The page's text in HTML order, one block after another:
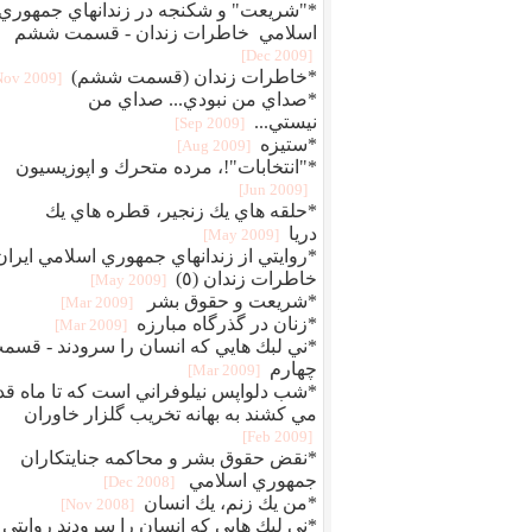
*"شريعت" و شكنجه در زندانهاي
اسلامي خاطرات زندان - قسمت ششم
[2009 Dec]
*خاطرات زندان (قسمت ششم) [2009 Nov]
*صداي من نبودي... صداي من
نيستي...
[2009 Sep]
*ستیزه [2009 Aug]
*"انتخابات"!، مرده متحرك و اپوزيسيون
[2009 Jun]
*حلقه هاي يك زنجير، قطره هاي يك
دريا
[2009 May]
*روايتي از زندانهاي جمهوري اسلامي
خاطرات زندان (٥)
[2009 May]
*شريعت و حقوق بشر [2009 Mar]
*زنان در گذرگاه مبارزه [2009 Mar]
*ني لبك هايي كه انسان را سرودند -
چهارم
[2009 Mar]
*شب دلواپس نيلوفراني است كه تا ماه
مي كشند به بهانه تخريب گلزار خاوران
[2009 Feb]
*نقض حقوق بشر و محاكمه جنايتكاران
جمهوري اسلامي
[2008 Dec]
*من يك زنم، يك انسان [2008 Nov]
*ني لبك هايي كه انسان را سرودند روايتي